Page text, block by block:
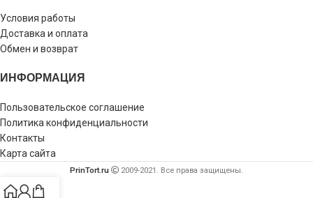
Условия работы
Доставка и оплата
Обмен и возврат
ИНФОРМАЦИЯ
Пользовательское соглашение
Политика конфиденциальности
Контакты
Карта сайта
PrinTort.ru 2009-2021. Все права защищены.